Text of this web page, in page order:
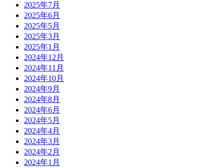
2025年7月
2025年6月
2025年5月
2025年3月
2025年1月
2024年12月
2024年11月
2024年10月
2024年9月
2024年8月
2024年6月
2024年5月
2024年4月
2024年3月
2024年2月
2024年1月